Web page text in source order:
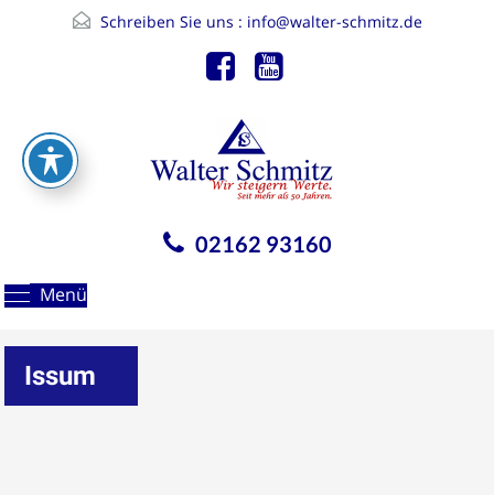
Schreiben Sie uns : info@walter-schmitz.de
02162 93160
Menü
Issum